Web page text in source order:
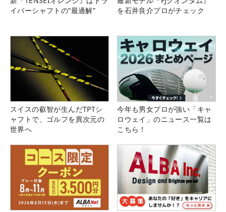
イバーシャフトの“最適解”
を石井良介プロがチェック
スイスの叡智が生んだTPTシ
ャフトで、ゴルフを異次元の
世界へ
今年も男女プロが強い「キャ
ロウェイ」のニュース一覧は
こちら！